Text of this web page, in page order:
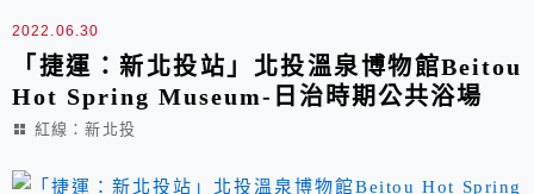
2022.06.30
「捷運：新北投站」北投溫泉博物館Beitou
Hot Spring Museum-日治時期公共浴場
紅線：新北投